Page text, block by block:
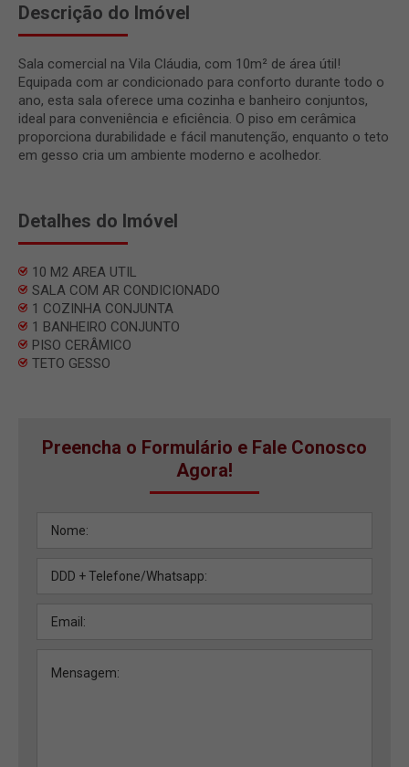
Descrição do Imóvel
Sala comercial na Vila Cláudia, com 10m² de área útil!
Equipada com ar condicionado para conforto durante todo o
ano, esta sala oferece uma cozinha e banheiro conjuntos,
ideal para conveniência e eficiência. O piso em cerâmica
proporciona durabilidade e fácil manutenção, enquanto o teto
em gesso cria um ambiente moderno e acolhedor.
Detalhes do Imóvel
10 M2 AREA UTIL
SALA COM AR CONDICIONADO
1 COZINHA CONJUNTA
1 BANHEIRO CONJUNTO
PISO CERÂMICO
TETO GESSO
Preencha o Formulário e Fale Conosco
Agora!